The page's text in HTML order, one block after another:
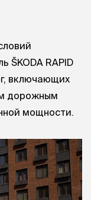
ŠKODA RAPID
включающих
дорожным
мощности.